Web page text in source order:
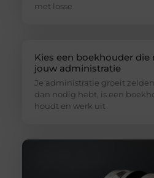
met losse
Kies een boekhouder
jouw administratie
Je administratie groeit
dan nodig hebt, is een
houdt en werk uit